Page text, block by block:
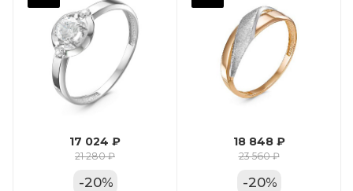
17 024 ₽
21 280 ₽
-20%
Вес драгметалла
Марка (бренд)
Дельта
Фианит
Цвет золота
КРАС
18 848 ₽
23 560 ₽
-20%